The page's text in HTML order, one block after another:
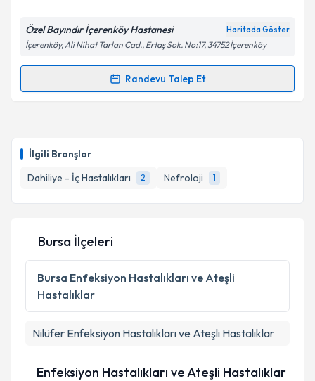
İlgili Branşlar
Dahiliye - İç Hastalıkları
2 Nefroloji 1
Kişisel verilerimin işlenmesine ilişkinAydınlatma
Metni'ni okudum ve kişisel verilerimin belirtilen
kapsamda işlenmesini kabul ediyorum.
Özel Bayındır İçerenköy Hastanesi Haritada Göster
İçerenköy, Ali Nihat Tarlan Cad., Ertaş Sok. No:17, 34752 İçerenköy
Randevu Talep Et
Randevu Takvimi Talebi
takvim hazırlandığında e-posta ile bilgilendireceğiz.
Kişisel verilerimin işlenmesine ilişkinAydınlatma
Metni 'ni okudum ve kişisel verilerimin belirtilen
kapsamda işlenmesini kabul ediyorum.
Takvim Talebini Gönder
Bursa İlçeleri
Bursa Enfeksiyon Hastalıkları ve Ateşli
Hastalıklar
Nilüfer Enfeksiyon Hastalıkları ve Ateşli Hastalıklar
Enfeksiyon Hastalıkları ve Ateşli Hastalıklar